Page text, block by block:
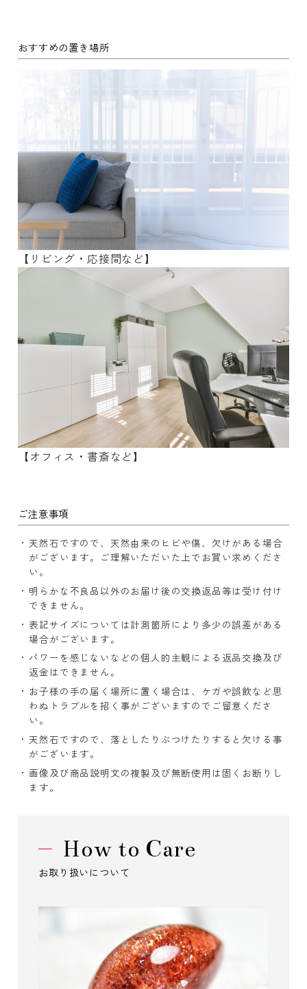
おすすめの置き場所
【リビング・応接間など】
【オフィス・書斎など】
ご注意事項
天然石ですので、天然由来のヒビや傷、欠けがある場合
がございます。ご理解いただいた上でお買い求めくださ
い。
明らかな不良品以外のお届け後の交換返品等は受け付け
できません。
表記サイズについては計測箇所により多少の誤差がある
場合がございます。
パワーを感じないなどの個人的主観による返品交換及び
返金はできません。
お子様の手の届く場所に置く場合は、ケガや誤飲など思
わぬトラブルを招く事がございますのでご留意くださ
い。
天然石ですので、落としたりぶつけたりすると欠ける事
がございます。
画像及び商品説明文の複製及び無断使用は固くお断りし
ます。
How to Care
お取り扱いについて